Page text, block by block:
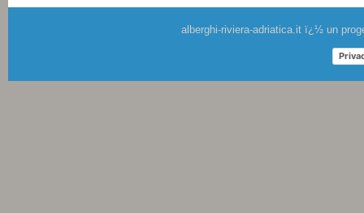
alberghi-riviera-adriatica.it ï¿½ un